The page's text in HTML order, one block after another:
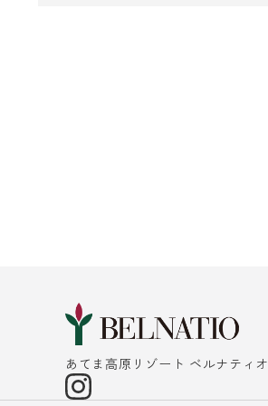
あてま高原リゾート ベルナティオ